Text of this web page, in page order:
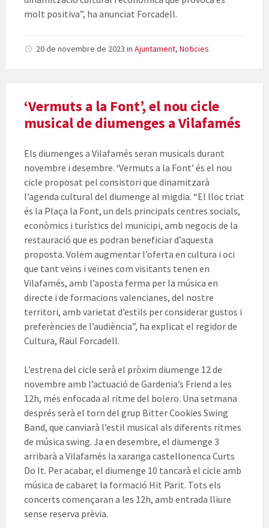
molt positiva”, ha anunciat Forcadell.
20 de novembre de 2023 in Ajuntament, Noticies
‘Vermuts a la Font’, el nou cicle
musical de diumenges a Vilafamés
Els diumenges a Vilafamés seran musicals durant
novembre i desembre. ‘Vermuts a la Font’ és el nou
cicle proposat pel consistori que dinamitzarà
l’agenda cultural del diumenge al migdia. “El lloc triat
és la Plaça la Font, un dels principals centres socials,
econòmics i turístics del municipi, amb negocis de la
restauració que es podran beneficiar d’aquesta
proposta. Volem augmentar l’oferta en cultura i oci
que tant veïns i veïnes com visitants tenen en
Vilafamés, amb l’aposta ferma per la música en
directe i de formacions valencianes, del nostre
territori, amb varietat d’estils per considerar gustos i
preferències de l’audiència”, ha explicat el regidor de
Cultura, Raül Forcadell.
L’estrena del cicle serà el pròxim diumenge 12 de
novembre amb l’actuació de Gardenia’s Friend a les
12h, més enfocada al ritme del bolero. Una setmana
després serà el torn del grup Bitter Cookies Swing
Band, que canviarà l’estil musical als diferents ritmes
de música swing. Ja en desembre, el diumenge 3
arribarà a Vilafamés la xaranga castellonenca Curts
Do It. Per acabar, el diumenge 10 tancarà el cicle amb
música de cabaret la formació Hit Parit. Tots els
concerts començaran a les 12h, amb entrada lliure
sense reserva prèvia.